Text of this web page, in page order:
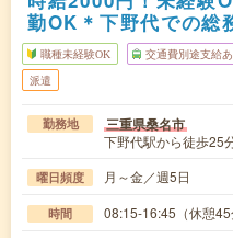
勤OK＊下野代での総
職種未経験OK 交通費別途支給あ
派遣
勤務地 三重県桑名市
下野代駅から徒歩25
曜日頻度 月～金／週5日
時間 08:15-16:45（休憩45